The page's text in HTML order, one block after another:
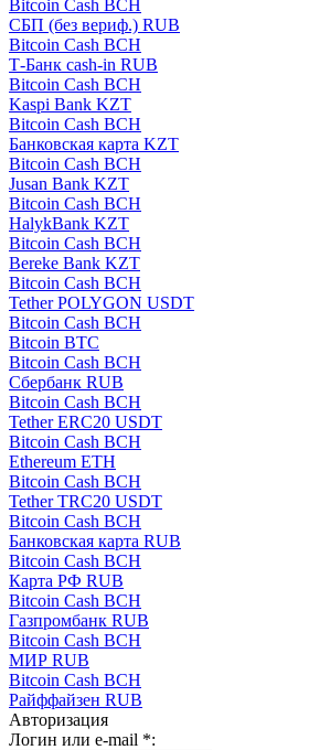
Bitcoin Cash BCH
СБП (без вериф.) RUB
Bitcoin Cash BCH
Т-Банк cash-in RUB
Bitcoin Cash BCH
Kaspi Bank KZT
Bitcoin Cash BCH
Банковская карта KZT
Bitcoin Cash BCH
Jusan Bank KZT
Bitcoin Cash BCH
HalykBank KZT
Bitcoin Cash BCH
Bereke Bank KZT
Bitcoin Cash BCH
Tether POLYGON USDT
Bitcoin Cash BCH
Bitcoin BTC
Bitcoin Cash BCH
Сбербанк RUB
Bitcoin Cash BCH
Tether ERC20 USDT
Bitcoin Cash BCH
Ethereum ETH
Bitcoin Cash BCH
Tether TRC20 USDT
Bitcoin Cash BCH
Банковская карта RUB
Bitcoin Cash BCH
Карта РФ RUB
Bitcoin Cash BCH
Газпромбанк RUB
Bitcoin Cash BCH
МИР RUB
Bitcoin Cash BCH
Райффайзен RUB
Авторизация
Логин или e-mail *: